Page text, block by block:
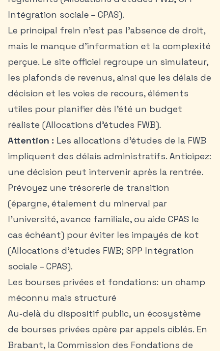
Intégration sociale – CPAS).
Le principal frein n’est pas l’absence de droit,
mais le manque d’information et la complexité
perçue. Le site officiel regroupe un simulateur,
les plafonds de revenus, ainsi que les délais de
décision et les voies de recours, éléments
utiles pour planifier dès l’été un budget
réaliste (Allocations d’études FWB).
Attention : Les allocations d’études de la FWB
impliquent des délais administratifs. Anticipez:
une décision peut intervenir après la rentrée.
Prévoyez une trésorerie de transition
(épargne, étalement du minerval par
l’université, avance familiale, ou aide CPAS le
cas échéant) pour éviter les impayés de kot
(Allocations d’études FWB; SPP Intégration
sociale – CPAS).
Les bourses privées et fondations: un champ
méconnu mais structuré
Au-delà du dispositif public, un écosystème
de bourses privées opère par appels ciblés. En
Brabant, la Commission des Fondations de